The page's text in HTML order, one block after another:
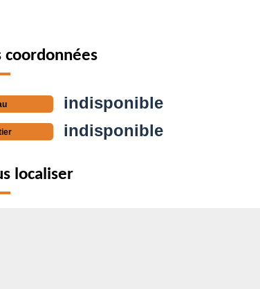
coordonnées
indisponible
indisponible
localiser